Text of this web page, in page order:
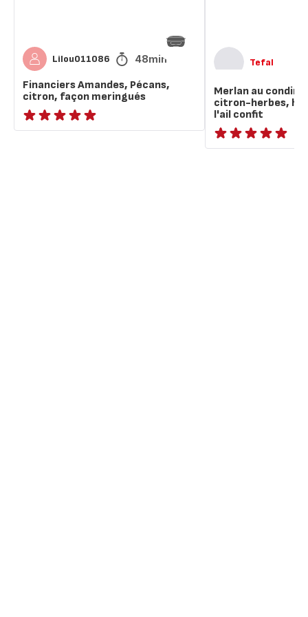
Lilou011086 48min
Financiers Amandes, Pécans,
citron, façon meringués
ratings.NaN
Tefal
Merlan au
citron-herbes,
l'ail confit
ratings.NaN
confit